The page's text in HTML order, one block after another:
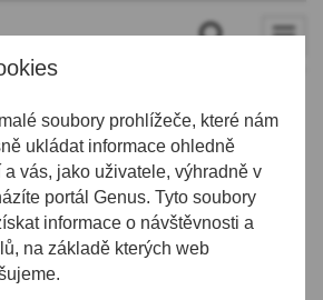
soubory prohlížeče, které nám
ukládat informace ohledně
vás, jako uživatele, výhradně v
portál Genus. Tyto soubory
informace o návštěvnosti a
na základě kterých web
Rada: Musíme být
žádnou situaci
Rady musejí být fotbalisté